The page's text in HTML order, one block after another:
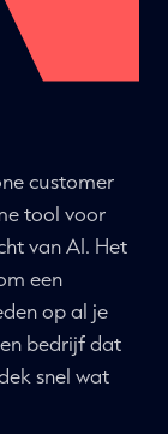
customer
tool voor
van AI. Het
een
op al je
bedrijf dat
snel wat